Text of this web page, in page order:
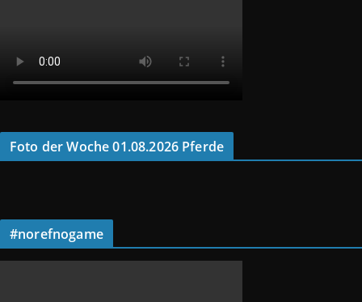
Foto der Woche 01.08.2026 Pferde
#norefnogame